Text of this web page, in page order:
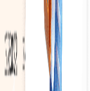
ยั่งยืนโดยการลดการใช้